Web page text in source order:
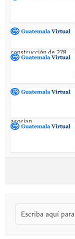
construcción de 278...
asocian...